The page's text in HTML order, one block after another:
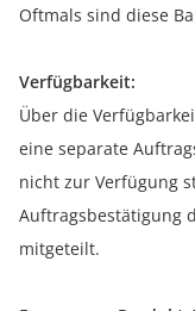
Oftmals sind diese
Verfügbarkeit:
Über die
eine separate
nicht zur Verfügung
Auftragsbestätigung
mitgeteilt.